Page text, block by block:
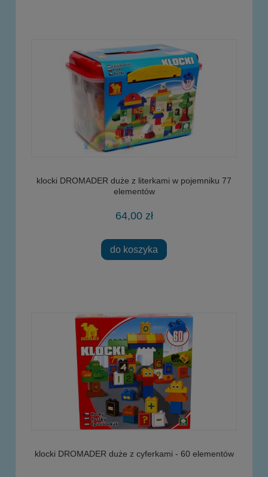
klocki DROMADER duże z literkami w pojemniku 77
elementów
64,00 zł
do koszyka
klocki DROMADER duże z cyferkami - 60 elementów